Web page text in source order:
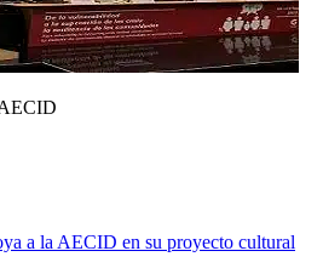
a la AECID en su proyecto cultural